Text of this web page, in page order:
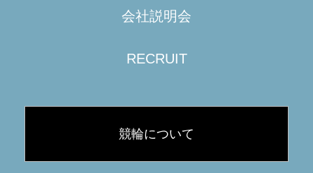
会社説明会
RECRUIT
競輪について